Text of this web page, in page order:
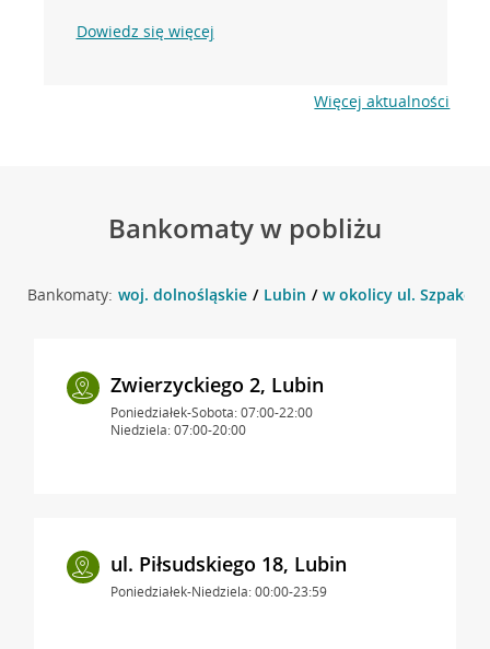
Dowiedz się więcej
Więcej aktualności
Bankomaty w pobliżu
Bankomaty: woj. dolnośląskie Lubin w okolicy ul.
Zwierzyckiego 2, Lubin
Poniedziałek-Sobota: 07:00-22:00
Niedziela: 07:00-20:00
ul. Piłsudskiego 18, Lubin
Poniedziałek-Niedziela: 00:00-23:59